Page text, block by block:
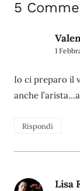
5
1
Io ci preparo il
anche
Rispondi
Lisa